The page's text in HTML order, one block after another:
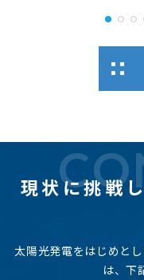
現状に挑戦
太陽光発電をはじめと
は、下